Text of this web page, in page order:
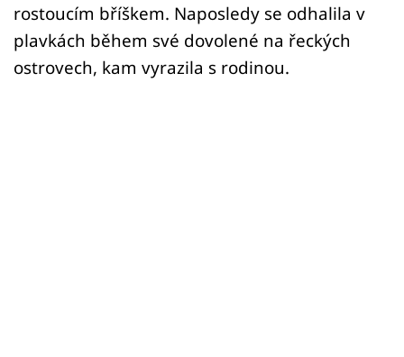
Sledujte nás
rostoucím bříškem. Naposledy se odhalila v
plavkách během své dovolené na řeckých
ostrovech, kam vyrazila s rodinou.